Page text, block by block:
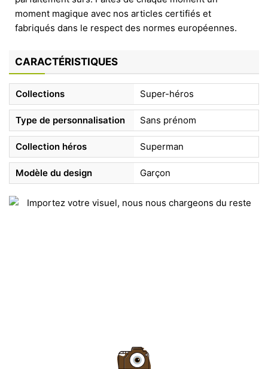
moment magique avec nos articles certifiés et
fabriqués dans le respect des normes européennes.
CARACTÉRISTIQUES
Collections Super-héros
Type de personnalisation Sans prénom
Collection héros Superman
Modèle du design Garçon